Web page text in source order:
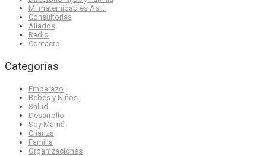
Mi maternidad es Así…
Consultorías
Aliados
Radio
Contacto
Categorías
Embarazo
Bebés y Niños
Salud
Desarrollo
Soy Mamá
Crianza
Familia
Organizaciones